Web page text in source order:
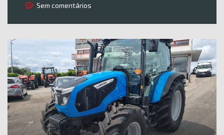
Sem comentários